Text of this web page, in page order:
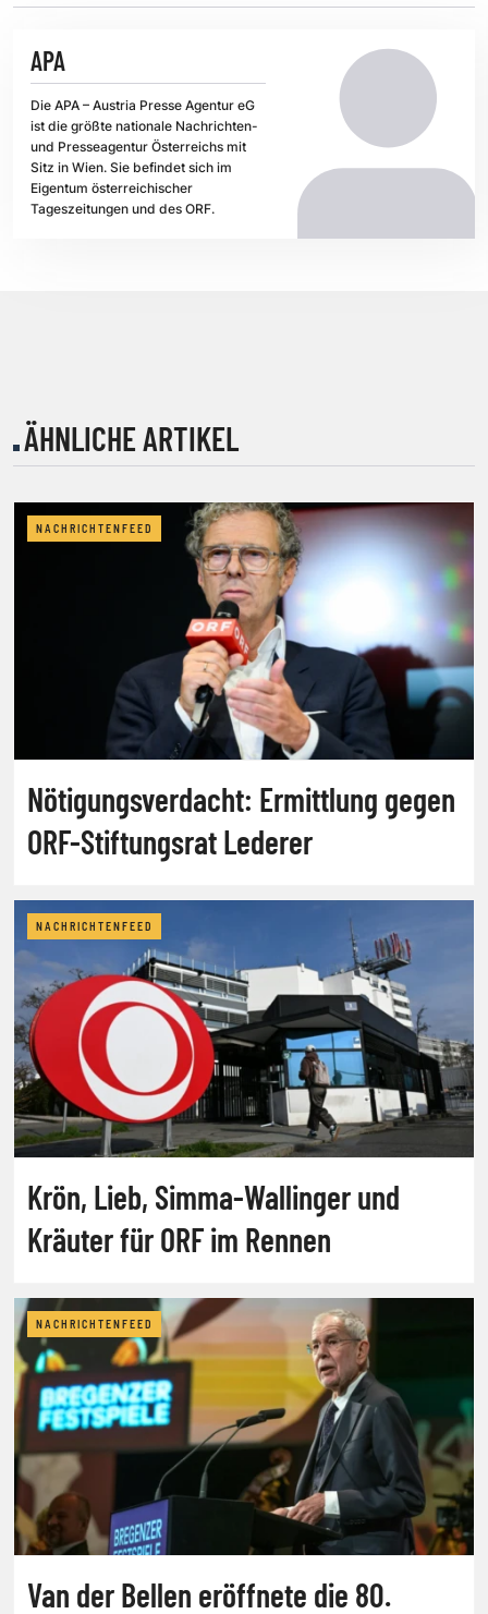
APA
Die APA – Austria Presse Agentur eG
ist die größte nationale Nachrichten-
und Presseagentur Österreichs mit
Sitz in Wien. Sie befindet sich im
Eigentum österreichischer
Tageszeitungen und des ORF.
ÄHNLICHE ARTIKEL
NACHRICHTENFEED
Nötigungsverdacht: Ermittlung gegen
ORF-Stiftungsrat Lederer
NACHRICHTENFEED
Krön, Lieb, Simma-Wallinger und
Kräuter für ORF im Rennen
NACHRICHTENFEED
Van der Bellen eröffnete die 80.